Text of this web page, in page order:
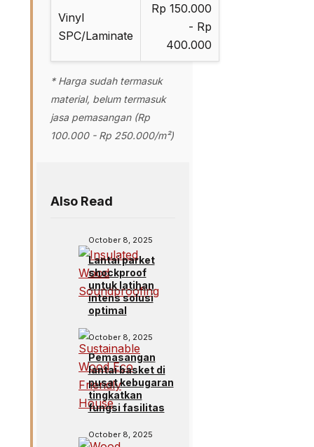
Vinyl
SPC/Laminate
Rp 150.000
- Rp
400.000
* Harga sudah termasuk
material, belum termasuk
jasa pemasangan (Rp
100.000 - Rp 250.000/m²)
Also Read
October 8, 2025
Lantai parket
shockproof
untuk latihan
intens solusi
optimal
October 8, 2025
Pemasangan
lantai basket di
pusat kebugaran
tingkatkan
fungsi fasilitas
October 8, 2025